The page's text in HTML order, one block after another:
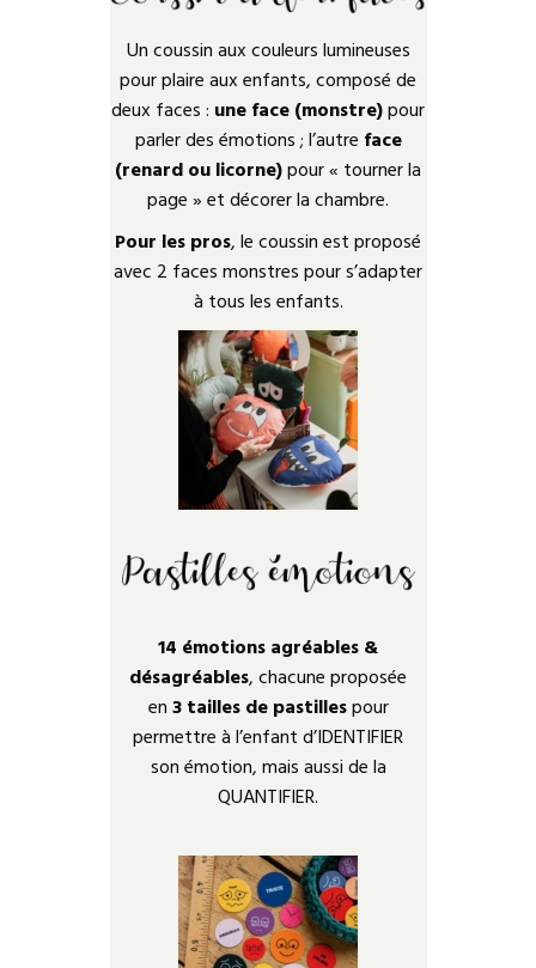
Un coussin aux couleurs lumineuses
pour plaire aux enfants, composé de
deux faces : une face (monstre)pour
parler des émotions ; l’autre face
(renard ou licorne)pour « tourner la
page » et décorer la chambre.
Pour les pros, le coussin est proposé
avec 2 faces monstres pour s’adapter
à tous les enfants.
14 émotions agréables &
désagréables, chacune proposée
en3 tailles de pastillespour
permettre à l’enfant d’IDENTIFIER
son émotion, mais aussi de la
QUANTIFIER.